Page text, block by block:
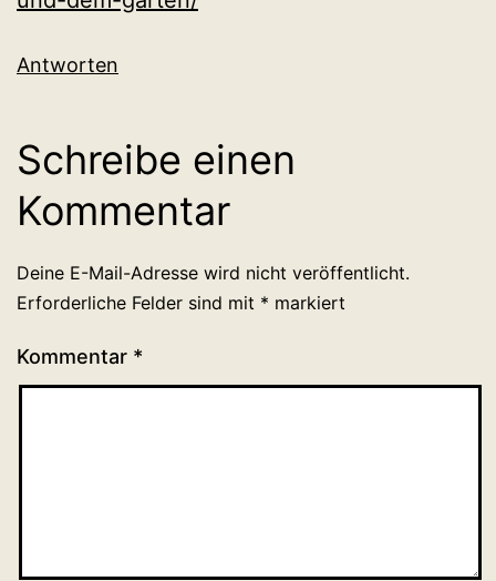
Antworten
Schreibe einen
Kommentar
Deine E-Mail-Adresse wird nicht veröffentlicht.
Erforderliche Felder sind mit * markiert
Kommentar *